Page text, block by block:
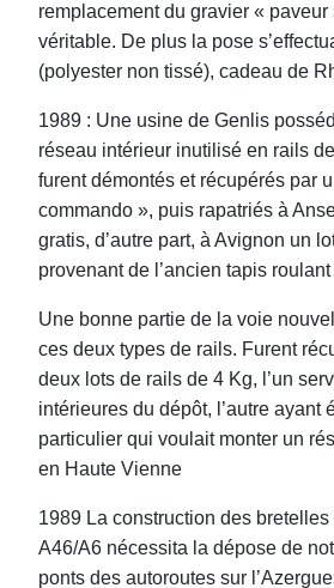
remplacement du gravier «
véritable. De plus la pose
(polyester non tissé), cadeau de
1989 : Une usine de Genlis
réseau intérieur inutilisé en rails
furent démontés et récupérés par
commando », puis rapatriés à
gratis, d’autre part, à Avignon un
provenant de l’ancien tapis
Une bonne partie de la voie
ces deux types de rails. Furent
deux lots de rails de 4 Kg, l’un
intérieures du dépôt, l’autre ayant
particulier qui voulait monter un
en Haute Vienne
1989 La construction des
A46/A6 nécessita la dépose de
ponts des autoroutes sur